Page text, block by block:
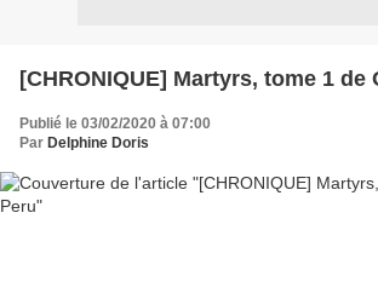
[CHRONIQUE] Martyrs, tome 1 de
Publié le 03/02/2020 à 07:00
Par Delphine Doris